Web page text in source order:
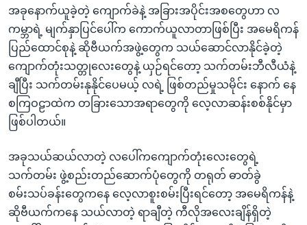
အခုနောက်ယူခဲ့တဲ့ ကျောက်ခဲနဲ့ အခြားအပိုင်းအစတွေဟာ လ
ကမ္ဘာရဲ့ မျက်နှာပြင်ပေါ်က ကောက်ယူလာတာဖြစ်ပြီး အမေရိကန်
ပြည်ထောင်စုနဲ့ ဆိုဗီယက်အဖွဲ့တွေက သယ်ဆောင်လာနိုင်ခဲ့တဲ့
ကျောက်တုံးသတ္တုလေးတွေနဲ့ ယှဉ်ရင်တော့ သက်တမ်းဘီလီယံနဲ့
ချီပြီး သက်တမ်းနုနိုင်ပေမယ့် လရဲ့ ဖြစ်တည်မှုသမိုင်း နောက် နေ
စကြဝဠာထဲက တခြားသောအရာတွေကို လေ့လာဆန်းစစ်နိုင်မှာ
ဖြစ်ပါတယ်။
အခုသယ်ဆယ်လာတဲ့ လပေါ်ကကျောက်တုံးလေးတွေရဲ့
သက်တမ်း ဖွဲ့စည်းတည်ဆောက်ပုံတွေကို တရုတ် ဓာတ်ခွဲ
စမ်းသပ်ခန်းတွေကနေ လေ့လာစူးစမ်းပြီးရင်တော့ အမေရိကန်နဲ့
ဆိုဗီယက်ကနေ သယ်လာတဲ့ ရာချီတဲ့ ကီလိုအလေးချိန်ရှိတဲ့